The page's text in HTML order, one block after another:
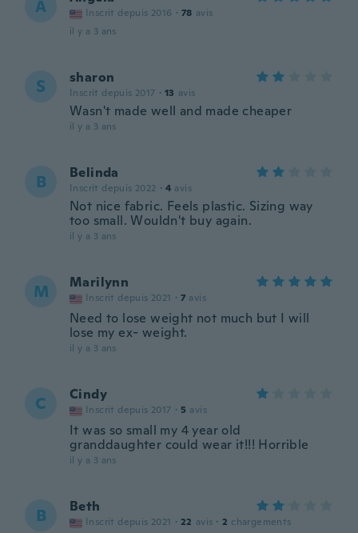
A Inscrit depuis 2016 · 78 avis
il y a 3 ans
S sharon
Inscrit depuis 2017 · 13 avis
Wasn't made well and made cheaper
il y a 3 ans
B Belinda
Inscrit depuis 2022 · 4 avis
Not nice fabric. Feels plastic. Sizing way
too small. Wouldn't buy again.
il y a 3 ans
M Marilynn
Inscrit depuis 2021 · 7 avis
Need to lose weight not much but I will
lose my ex- weight.
il y a 3 ans
C Cindy
Inscrit depuis 2017 · 5 avis
It was so small my 4 year old
granddaughter could wear it!!! Horrible
il y a 3 ans
B Beth
Inscrit depuis 2021 · 22 avis · 2 chargements